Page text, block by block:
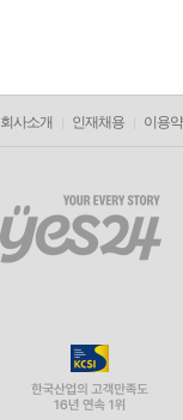
회사소개 인재채용 이용